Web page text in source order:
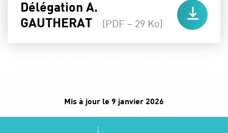
Délégation A.
GAUTHERAT
(PDF – 29 Ko)
Mis à jour le 9 janvier 2026